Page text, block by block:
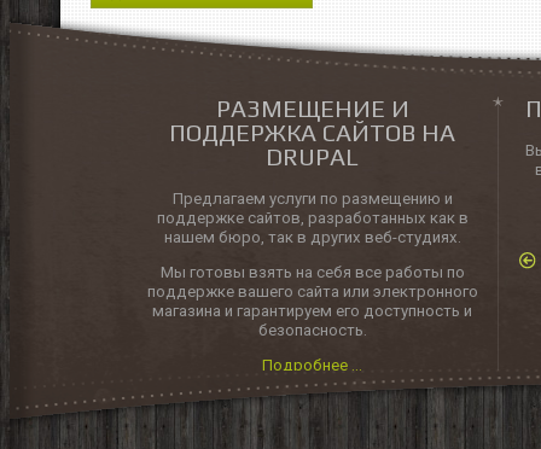
РАЗМЕЩЕНИЕ И
ПОДДЕРЖКА САЙТОВ НА
DRUPAL
Предлагаем услуги по размещению и
поддержке сайтов, разработанных как в
нашем бюро, так в других веб-студиях.
Мы готовы взять на себя все работы по
поддержке вашего сайта или электронного
магазина и гарантируем его доступность и
безопасность.
Подробнее ...